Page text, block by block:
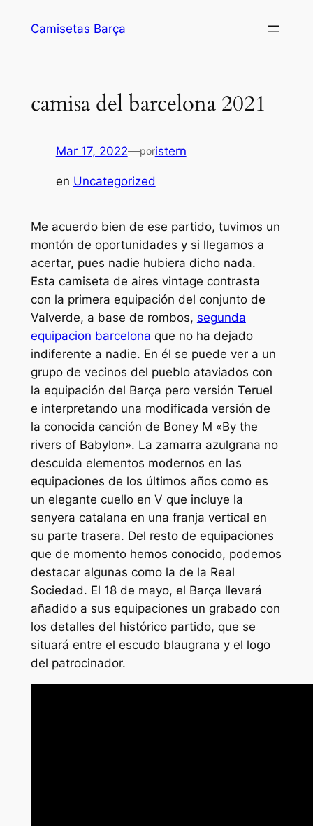
Camisetas Barça
camisa del barcelona 2021
Mar 17, 2022—poristern
en Uncategorized
Me acuerdo bien de ese partido, tuvimos un
montón de oportunidades y si llegamos a
acertar, pues nadie hubiera dicho nada.
Esta camiseta de aires vintage contrasta
con la primera equipación del conjunto de
Valverde, a base de rombos, segunda
equipacion barcelona que no ha dejado
indiferente a nadie. En él se puede ver a un
grupo de vecinos del pueblo ataviados con
la equipación del Barça pero versión Teruel
e interpretando una modificada versión de
la conocida canción de Boney M «By the
rivers of Babylon». La zamarra azulgrana no
descuida elementos modernos en las
equipaciones de los últimos años como es
un elegante cuello en V que incluye la
senyera catalana en una franja vertical en
su parte trasera. Del resto de equipaciones
que de momento hemos conocido, podemos
destacar algunas como la de la Real
Sociedad. El 18 de mayo, el Barça llevará
añadido a sus equipaciones un grabado con
los detalles del histórico partido, que se
situará entre el escudo blaugrana y el logo
del patrocinador.